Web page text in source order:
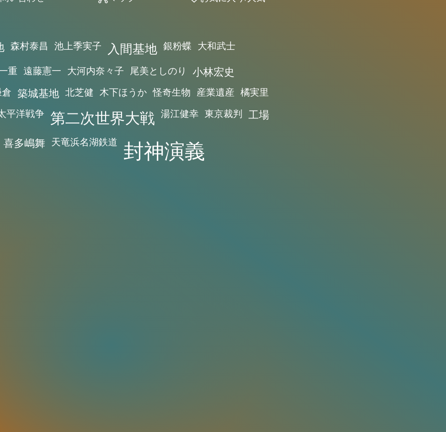
森村泰昌 池上季実子 入間基地 銀粉蝶 大和武士
重 遠藤憲一 大河内奈々子 尾美としのり 小林宏史
築城基地 北芝健 木下ほうか 怪奇生物 産業遺産 橘実里
平洋戦争 第二次世界大戦 湯江健幸 東京裁判 工場
喜多嶋舞 天竜浜名湖鉄道 封神演義